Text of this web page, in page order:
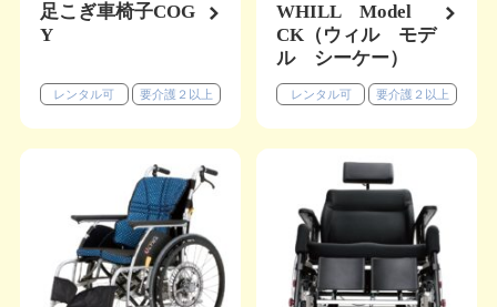
足こぎ車椅子COG
Y
レンタル可 要介護２以上
WHILL Model
CK（ウィル モデ
ル シーケー）
レンタル可 要介護２以上